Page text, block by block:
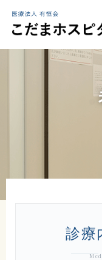
医師
外
入
診療